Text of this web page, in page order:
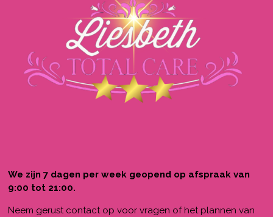
We zijn 7 dagen per week geopend op afspraak van
9:00 tot 21:00.
Neem gerust contact op voor vragen of het plannen van